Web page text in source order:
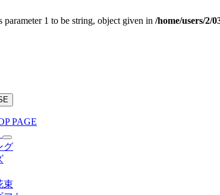
parameter 1 to be string, object given in /home/users/2/
PAGE
グ
束